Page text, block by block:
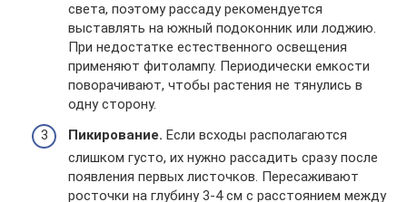
света, поэтому рассаду рекомендуется
выставлять на южный подоконник или лоджию.
При недостатке естественного освещения
применяют фитолампу. Периодически емкости
поворачивают, чтобы растения не тянулись в
одну сторону.
Пикирование. Если всходы располагаются
слишком густо, их нужно рассадить сразу после
появления первых листочков. Пересаживают
росточки на глубину 3-4 см с расстоянием между